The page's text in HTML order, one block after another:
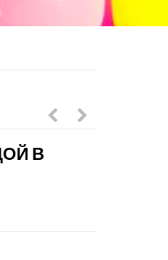
сердцем
в
В